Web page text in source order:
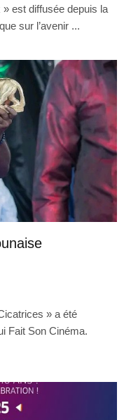
est diffusée depuis la
sur l’avenir ...
» a été
Fait Son Cinéma.